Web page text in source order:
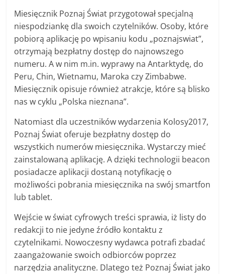
Miesięcznik Poznaj Świat przygotował specjalną
niespodziankę dla swoich czytelników. Osoby, które
pobiorą aplikację po wpisaniu kodu „poznajswiat”,
otrzymają bezpłatny dostęp do najnowszego
numeru. A w nim m.in. wyprawy na Antarktydę, do
Peru, Chin, Wietnamu, Maroka czy Zimbabwe.
Miesięcznik opisuje również atrakcje, które są blisko
nas w cyklu „Polska nieznana”.
Natomiast dla uczestników wydarzenia Kolosy2017,
Poznaj Świat oferuje bezpłatny dostęp do
wszystkich numerów miesięcznika. Wystarczy mieć
zainstalowaną aplikację. A dzięki technologii beacon
posiadacze aplikacji dostaną notyfikację o
możliwości pobrania miesięcznika na swój smartfon
lub tablet.
Wejście w świat cyfrowych treści sprawia, iż listy do
redakcji to nie jedyne źródło kontaktu z
czytelnikami. Nowoczesny wydawca potrafi zbadać
zaangażowanie swoich odbiorców poprzez
narzędzia analityczne. Dlatego też Poznaj Świat jako